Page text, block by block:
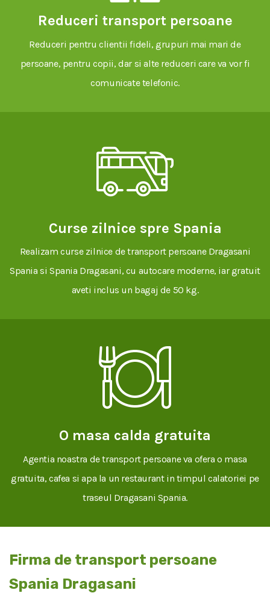
Reduceri transport persoane
Reduceri pentru clientii fideli, grupuri mai mari de
persoane, pentru copii, dar si alte reduceri care va vor fi
comunicate telefonic.
Curse zilnice spre Spania
Realizam curse zilnice de transport persoane Dragasani
Spania si Spania Dragasani, cu autocare moderne, iar gratuit
aveti inclus un bagaj de 50 kg.
O masa calda gratuita
Agentia noastra de transport persoane va ofera o masa
gratuita, cafea si apa la un restaurant in timpul calatoriei pe
traseul Dragasani Spania.
Firma de transport persoane
Spania Dragasani